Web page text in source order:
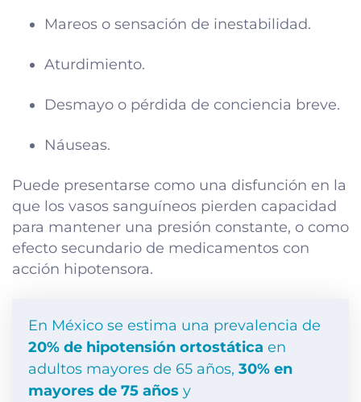
Mareos o sensación de inestabilidad.
Aturdimiento.
Desmayo o pérdida de conciencia breve.
Náuseas.
Puede presentarse como una disfunción en la
que los vasos sanguíneos pierden capacidad
para mantener una presión constante, o como
efecto secundario de medicamentos con
acción hipotensora.
En México se estima una prevalencia de
20% de hipotensión ortostática en
adultos mayores de 65 años, 30% en
mayores de 75 años y